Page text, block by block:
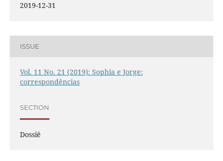
2019-12-31
ISSUE
Vol. 11 No. 21 (2019): Sophia e Jorge:
correspondências
SECTION
Dossiê